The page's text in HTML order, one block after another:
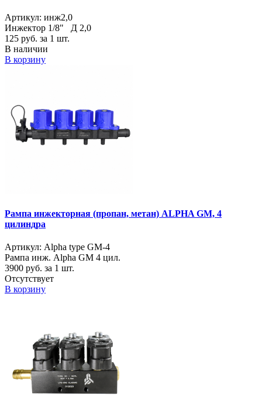
Артикул: инж2,0
Инжектор 1/8" Д 2,0
125 руб. за 1 шт.
В наличии
В корзину
Рампа инжекторная (пропан, метан) ALPHA GM, 4
цилиндра
Артикул: Alpha type GM-4
Рампа инж. Alpha GM 4 цил.
3900 руб. за 1 шт.
Отсутствует
В корзину